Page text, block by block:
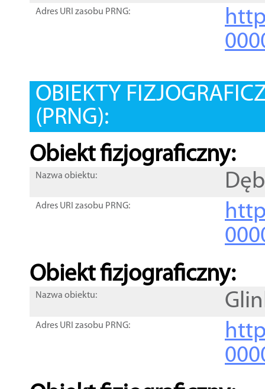
Adres URI zasobu PRNG:
OBIEKTY
(PRNG):
Obiekt fizjograficzny:
Nazwa obiektu:
Adres URI zasobu PRNG:
Obiekt fizjograficzny:
Nazwa obiektu:
Adres URI zasobu PRNG: